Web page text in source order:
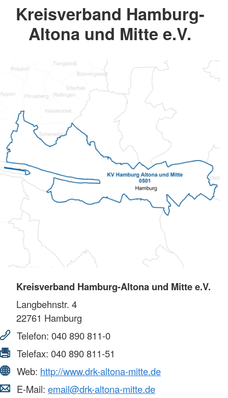
Kreisverband Hamburg-
Altona und Mitte e.V.
Kreisverband Hamburg-Altona und Mitte e.V.
Langbehnstr. 4
22761 Hamburg
Telefon: 040 890 811-0
Telefax: 040 890 811-51
Web: http://www.drk-altona-mitte.de
E-Mail: email@drk-altona-mitte.de